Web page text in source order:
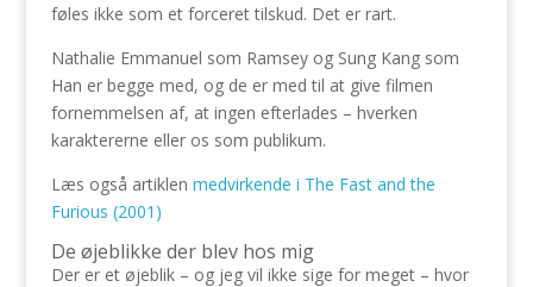
føles ikke som et forceret tilskud. Det er rart.
Nathalie Emmanuel som Ramsey og Sung Kang som
Han er begge med, og de er med til at give filmen
fornemmelsen af, at ingen efterlades – hverken
karaktererne eller os som publikum.
Læs også artiklen medvirkende i The Fast and the
Furious (2001)
De øjeblikke der blev hos mig
Der er et øjeblik – og jeg vil ikke sige for meget – hvor